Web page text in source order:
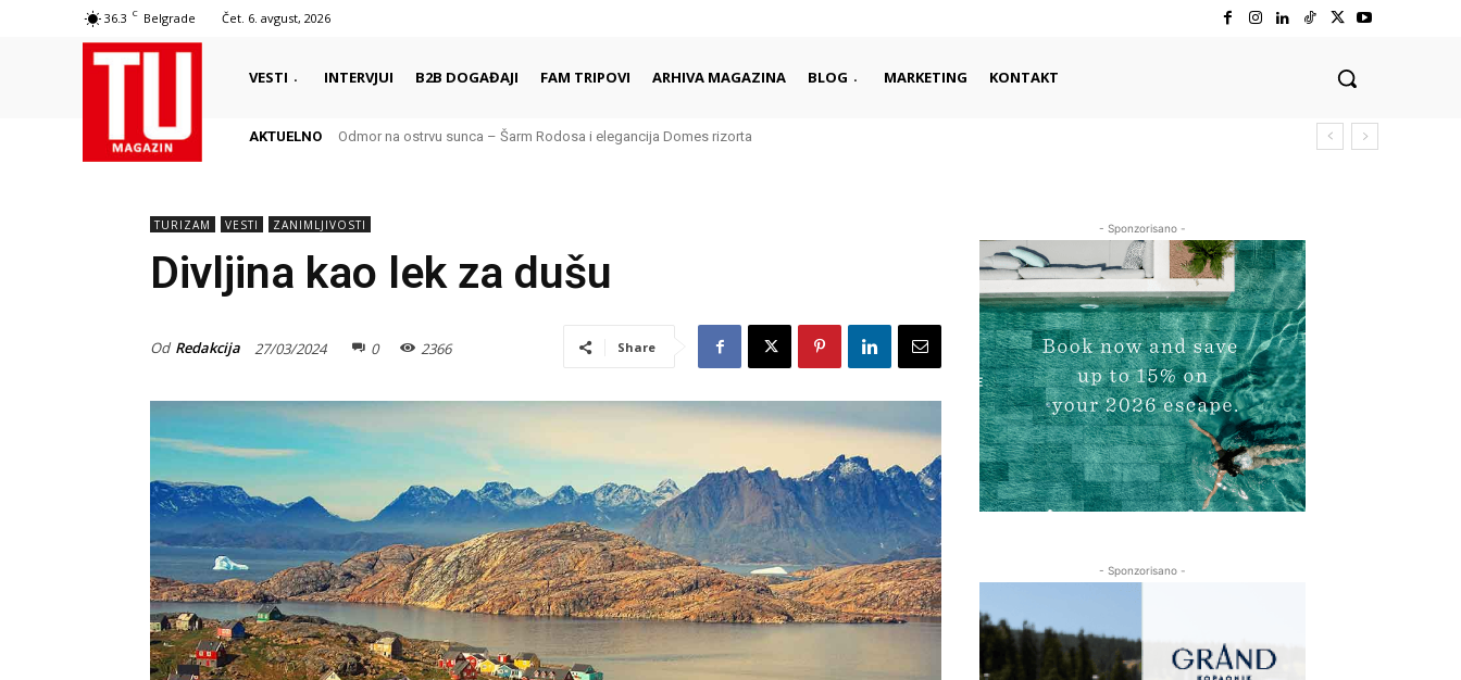
36.3 C Belgrade Čet. 6. avgust, 2026
VESTI INTERVJUI B2B DOGAĐAJI FAM TRIPOVI ARHIVA MAGAZINA BLOG MARKETING KONTAKT
AKTUELNO Odmor na ostrvu sunca – Šarm Rodosa i elegancija Domes rizorta
TURIZAM VESTI ZANIMLJIVOSTI
Divljina kao lek za dušu
Od Redakcija 27/03/2024 0 2366 Share
- Sponzorisano -
- Sponzorisano -